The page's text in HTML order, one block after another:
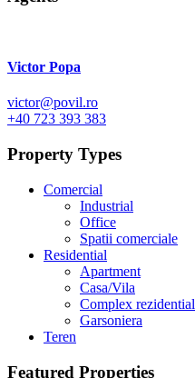
Victor Popa
victor@povil.ro
+40 723 393 383
Property Types
Comercial
Industrial
Office
Spatii comerciale
Residential
Apartment
Casa/Vila
Complex rezidential
Garsoniera
Teren
Featured Properties